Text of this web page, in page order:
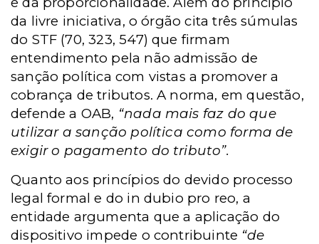
da livre iniciativa, o órgão cita três súmulas
do STF (70, 323, 547) que firmam
entendimento pela não admissão de
sanção política com vistas a promover a
cobrança de tributos. A norma, em questão,
defende a OAB, “nada mais faz do que
utilizar a sanção política como forma de
exigir o pagamento do tributo”.
Quanto aos princípios do devido processo
legal formal e do in dubio pro reo, a
entidade argumenta que a aplicação do
dispositivo impede o contribuinte “de